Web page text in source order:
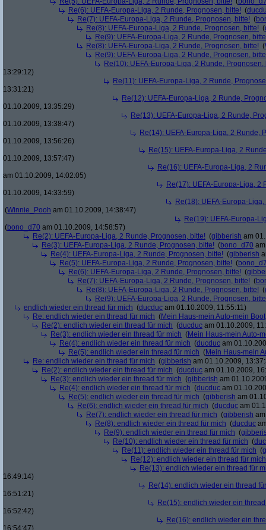
Re(6): UEFA-Europa-Liga, 2 Runde, Prognosen, bitte! (
Re(7): UEFA-Europa-Liga, 2 Runde, Prognosen, bitte! (
Re(8): UEFA-Europa-Liga, 2 Runde, Prognosen, bitte! (
Re(9): UEFA-Europa-Liga, 2 Runde, Prognosen,
Re(8): UEFA-Europa-Liga, 2 Runde, Prognosen, bitte! (
Re(9): UEFA-Europa-Liga, 2 Runde, Prognosen,
Re(10): UEFA-Europa-Liga, 2 Runde, Prognosen,
13:29:12)
Re(11): UEFA-Europa-Liga, 2 Runde,
13:31:21)
Re(12): UEFA-Europa-Liga, 2 Runde,
01.10.2009, 13:35:29)
Re(13): UEFA-Europa-Liga, 2 Runde,
01.10.2009, 13:38:47)
Re(14): UEFA-Europa-Liga, 2 Runde,
01.10.2009, 13:56:26)
Re(15): UEFA-Europa-Liga, 2
01.10.2009, 13:57:47)
Re(16): UEFA-Europa-Liga, 2
am 01.10.2009, 14:02:05)
Re(17): UEFA-Europa-Liga, 2
01.10.2009, 14:33:59)
Re(18): UEFA-Europa-
(Winnie_Pooh am 01.10.2009, 14:38:47)
Re(19): UEFA-Europa-
(bono_d70 am 01.10.2009, 14:58:57)
Re(2): UEFA-Europa-Liga, 2 Runde, Prognosen, bitte! (gibberish am
Re(3): UEFA-Europa-Liga, 2 Runde, Prognosen, bitte! (bono_d70
Re(4): UEFA-Europa-Liga, 2 Runde, Prognosen, bitte! (gibberish
Re(5): UEFA-Europa-Liga, 2 Runde, Prognosen, bitte! (
Re(6): UEFA-Europa-Liga, 2 Runde, Prognosen, bitte! (
Re(7): UEFA-Europa-Liga, 2 Runde, Prognosen, bitte! (
Re(8): UEFA-Europa-Liga, 2 Runde, Prognosen, bitte! (
Re(9): UEFA-Europa-Liga, 2 Runde, Prognosen,
endlich wieder ein thread für mich (ducduc am 01.10.2009, 11:55:11)
Re: endlich wieder ein thread für mich (Mein Haus-mein Auto-mein Boot
Re(2): endlich wieder ein thread für mich (ducduc am 01.10.2009,
Re(3): endlich wieder ein thread für mich (Mein Haus-mein Auto-
Re(4): endlich wieder ein thread für mich (ducduc am
Re(5): endlich wieder ein thread für mich (Mein Haus-mein
Re: endlich wieder ein thread für mich (gibberish am 01.10.2009,
Re(2): endlich wieder ein thread für mich (ducduc am 01.10.2009,
Re(3): endlich wieder ein thread für mich (gibberish am
Re(4): endlich wieder ein thread für mich (ducduc am
Re(5): endlich wieder ein thread für mich (gibberish am
Re(6): endlich wieder ein thread für mich (ducduc am
Re(7): endlich wieder ein thread für mich (gibberish
Re(8): endlich wieder ein thread für mich (ducduc
Re(9): endlich wieder ein thread für mich (
Re(10): endlich wieder ein thread für mich (
Re(11): endlich wieder ein thread für mich (
Re(12): endlich wieder ein thread für mich
Re(13): endlich wieder ein thread für
16:49:14)
Re(14): endlich wieder ein thread
16:51:21)
Re(15): endlich wieder ein
16:52:42)
Re(16): endlich wieder ein
16:54:47)